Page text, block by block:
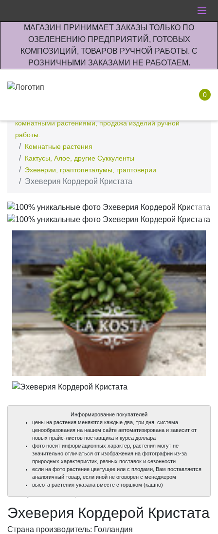
МАГАЗИН ПРИНИМАЕТ ЗАКАЗЫ ТОЛЬКО ПО
ОЗЕЛЕНЕНИЮ ПРЕДПРИЯТИЙ, ГОТОВЫХ
КОМПОЗИЦИЙ, ТОВАРОВ РУЧНОЙ РАБОТЫ. С
РОЗНИЧНЫМИ ЗАКАЗАМИ НЕ РАБОТАЕМ.
0
комнатными растениями, продажа изделий ручной
работы.
Комнатные растения
Кактусы, Алое, другие Суккуленты
Эхеверии, граптопеталумы, граптоверии
Эхеверия Кордерой Кристата
100%
100%
Информирование покупателей
цены на растения меняются каждые два, три дня, система
ценообразования на нашем сайте автоматизирована и зависит от
новых прайс-листов поставщика и курса доллара
фото носит информационных характер, растения могут не
значительно отличаться от изображения на фотографии из-за
природных характеристик, разных поставок и сезонности
если на фото растение цветущее или с плодами, Вам поставляется
аналогичный товар, если иной не оговорен с менеджером
высота растения указана вместе с горшком (кашпо)
Эхеверия Кордерой Кристата
Страна производитель: Голландия